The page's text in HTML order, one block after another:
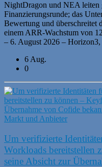
NightDragon und NEA leiten
Finanzierungsrunde; das
Bewertung und überschreitet
einem ARR-Wachstum von
– 6. August 2026 – Horizon3,
6 Aug.
0
Markt und Anbieter
Um verifizierte
Workloads bereitstellen
seine Absicht zur